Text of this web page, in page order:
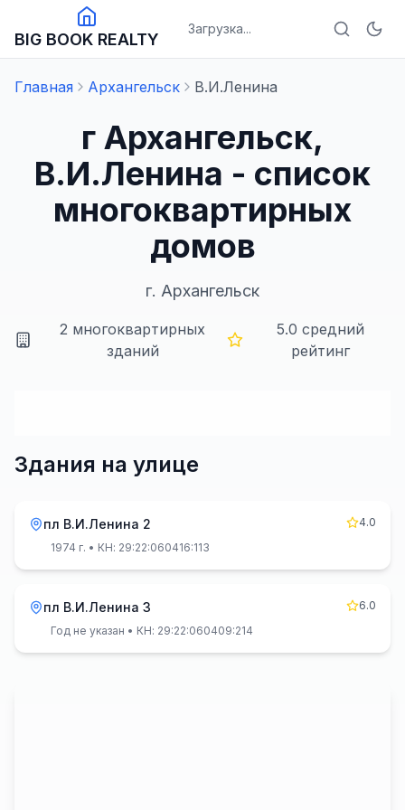
BIG BOOK REALTY
Загрузка...
Главная Архангельск В.И.Ленина
г Архангельск,
В.И.Ленина - список
многоквартирных
домов
г. Архангельск
2 многоквартирных
зданий
5.0 средний
рейтинг
Здания на улице
пл В.И.Ленина 2
4.0
1974 г. • КН: 29:22:060416:113
пл В.И.Ленина 3
6.0
Год не указан • КН: 29:22:060409:214